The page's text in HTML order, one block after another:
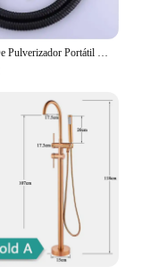
Conjunto De Pulverizador Portátil Preto Do Torneira Do Bidé Do Vaso Sanitário, Aço Inoxidável, Mão Do Banheiro, Auto Limpeza, Lavar A Cabeça, Mangueira